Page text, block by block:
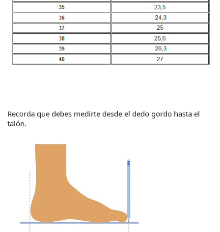
Recorda que debes medirte desde el dedo gordo hasta el
talón.